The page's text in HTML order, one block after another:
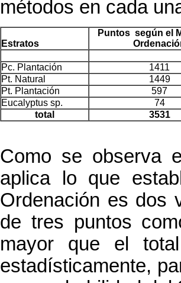
métodos en cada
Estratos
Puntos según el
Pc. Plantación
1411
Pt. Natural
1449
Pt. Plantación
597
Eucalyptus sp.
74
total
3531
Como se observa
aplica lo que
Ordenación es dos
de tres puntos
mayor que el
estadísticamente,